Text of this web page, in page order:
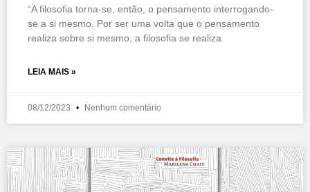
“A filosofia torna-se, então, o pen­samento interrogando-
se a si mesmo. Por ser uma volta que o pensamento
realiza sobre si mesmo, a filosofia se realiza
LEIA MAIS »
08/12/2023 Nenhum comentário